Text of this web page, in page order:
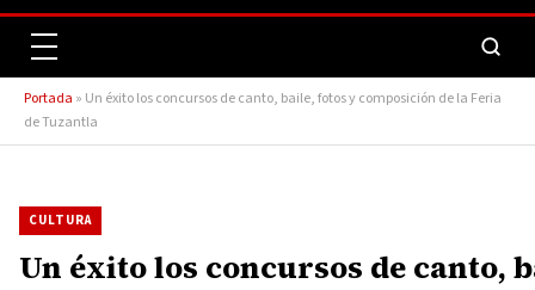
Portada » Un éxito los concursos de canto, baile, fotos y composición de la Feria
de Tuzantla
CULTURA
Un éxito los concursos de canto,